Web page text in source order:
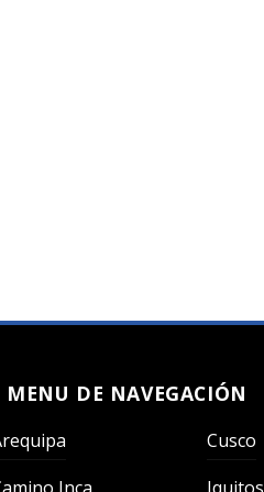
MENU DE NAVEGACIÓN
Cusco
Inca
Iquitos